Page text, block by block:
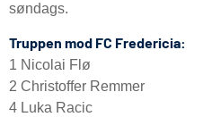
søndags.
Truppen mod FC Fredericia:
1 Nicolai Flø
2 Christoffer Remmer
4 Luka Racic